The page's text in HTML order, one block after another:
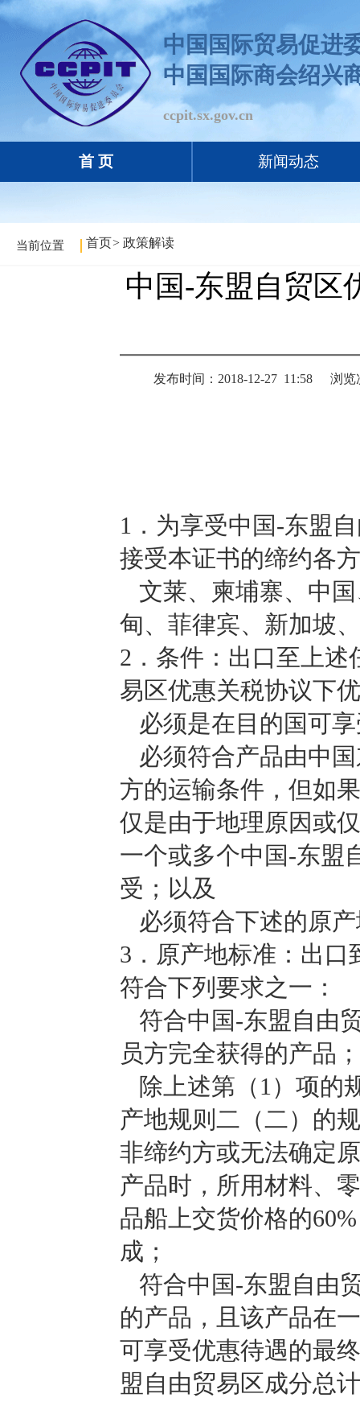
中国国际贸易促进
中国国际商会绍兴
ccpit.sx.gov.cn
首 页 新闻动态
当前位置 首页> 政策解读
中国-东盟自贸区
发布时间：2018-12-27 11:58 浏览
的考虑，运输途中经过一个或多个中国-东盟自由贸易区非缔约
、零件或产物生产和加工产品时，所用材料、零件或产物的
，如最终产品中中国-东盟自由贸易区成分总计不少于最终产
1 ．为享受中国-东盟
接受本证书的缔约各
文莱、柬埔寨、中
甸、菲律宾、新加坡
2 ．条件：出口至上
易区优惠关税协议下
必须是在目的国可
必须符合产品由中
方的运输条件，但如
仅是由于地理原因或
一个或多个中国-东盟
受；以及
必须符合下述的原
3 ．原产地标准：出
符合下列要求之一：
符合中国-东盟自由
员方完全获得的产品；
除上述第（1）项的
产地规则二（二）的
非缔约方或无法确定
产品时，所用材料、
品船上交货价格的
成；
符合中国-东盟自由
的产品，且该产品在
可享受优惠待遇的最
盟自由贸易区成分总